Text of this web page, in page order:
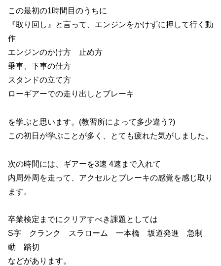
この最初の1時間目のうちに
『取り回し』と言って、エンジンをかけずに押して行く動
作
エンジンのかけ方 止め方
乗車、下車の仕方
スタンドの立て方
ローギアーでの走り出しとブレーキ
を学ぶと思います。(教習所によって多少違う?)
この初日が学ぶことが多く、とても疲れた気がしました。
次の時間には、ギアーを3速 4速まで入れて
内周外周を走って、アクセルとブレーキの感覚を感じ取り
ます。
卒業検定までにクリアすべき課題としては
S字 クランク スラローム 一本橋 坂道発進 急制
動 踏切
などがあります。